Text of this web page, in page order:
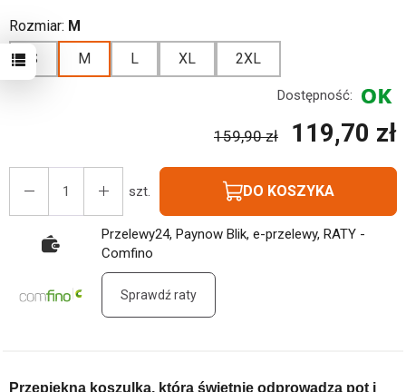
Rozmiar: M
S
M L XL 2XL
Dostępność:
159,90 zł 119,70 zł
szt. DO KOSZYKA
Przelewy24, Paynow Blik, e-przelewy, RATY -
Comfino
Sprawdź raty
Przepiękna koszulka, która świetnie odprowadza pot i